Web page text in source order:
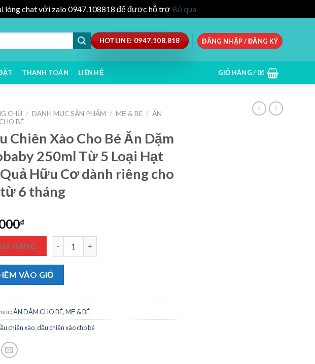
lòng chat với zalo 0947.108818 để được hỗ trợ Bỏ qua
HOTLINE: 0947.108.818 ĐĂNG NHẬP / ĐĂNG KÝ
THANH TOÁN LIÊN HỆ GIỎ HÀNG / 0₫
CHỦ / DANH MỤC SẢN PHẨM / MẸ & BÉ / ĂN
BÉ
Chiên Xào Cho Bé Ăn Dặm
250ml Từ 5 Loại Hạt
Hữu Cơ dành riêng cho
6 tháng
₫
HÀNG
VÀO GIỎ
ĂN DẶM CHO BÉ,MẸ & BÉ
chiên xào,dầu chiên xào cho bé